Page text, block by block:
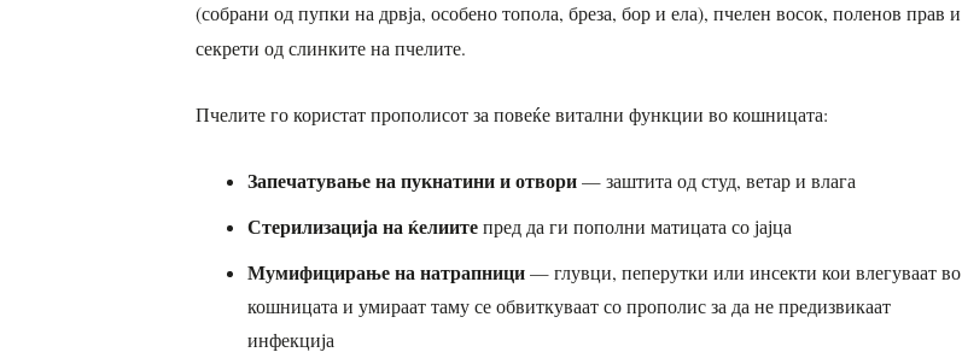
(собрани од пупки на дрвја, особено топола, бреза, бор и ела), пчелен восок, поленов прав и
секрети од слинките на пчелите.
Пчелите го користат прополисот за повеќе витални функции во кошницата:
Запечатување на пукнатини и отвори— заштита од студ, ветар и влага
Стерилизација на ќелиитепред да ги пополни матицата со јајца
Мумифицирање на натрапници— глувци, пеперутки или инсекти кои влегуваат во
кошницата и умираат таму се обвиткуваат со прополис за да не предизвикаат
инфекција